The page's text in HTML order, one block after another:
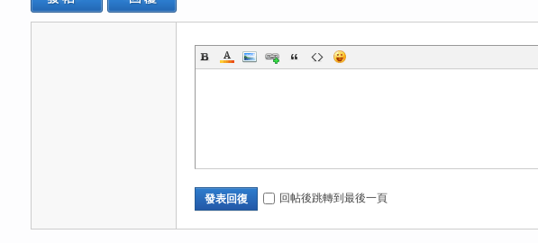
發表回復 回帖後跳轉到最後一頁